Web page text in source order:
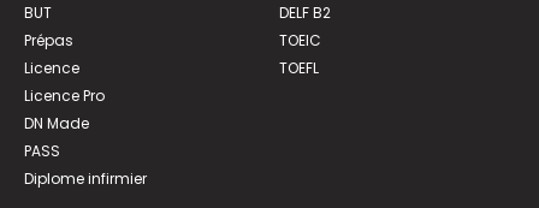
BUT
Prépas
Licence
Licence Pro
DN Made
PASS
Diplome infirmier
DELF B2
TOEIC
TOEFL